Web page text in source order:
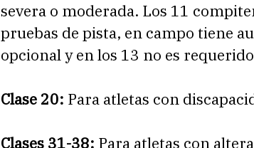
severa o moderada. Los 11
pruebas de pista, en campo tiene
opcional y en los 13 no es
Clase 20: Para atletas con
Clases 31-38: Para atletas con